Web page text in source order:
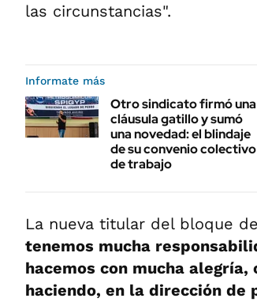
las circunstancias".
Informate más
Otro sindicato firmó una
cláusula gatillo y sumó
una novedad: el blindaje
de su convenio colectivo
de trabajo
La nueva titular del bloque
tenemos mucha
hacemos con mucha
haciendo, en la dirección de